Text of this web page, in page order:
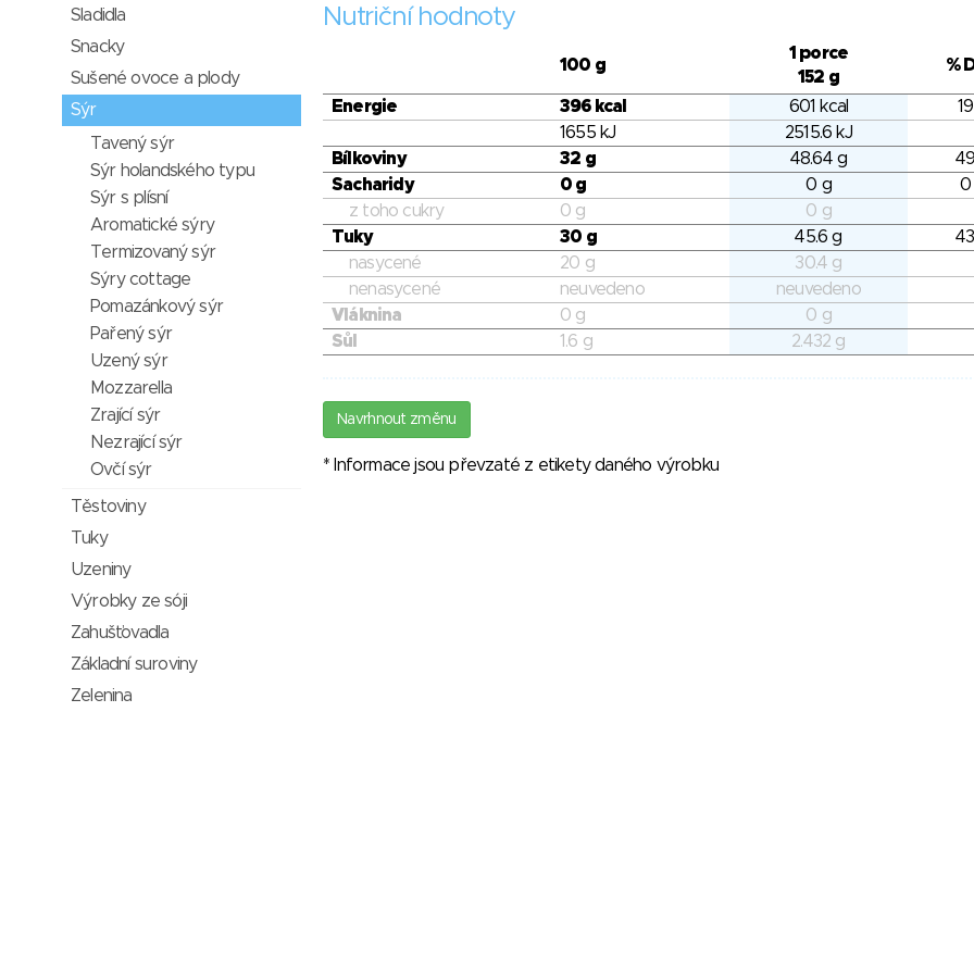
Nutriční hodnoty
100 g
1 porce
152 g
%
Energie 396 kcal 601 kcal
1655 kJ
2515.6 kJ
Bílkoviny
32 g 48.64 g
Sacharidy
0 g 0 g
0
z toho cukry
0 g
0 g
Tuky
30 g 45.6 g
nasycené
20 g
30.4 g
nenasycené
neuvedeno
neuvedeno
Vláknina
0 g
0 g
Sůl
1.6 g 2.432 g
Navrhnout změnu
* Informace jsou převzaté z etikety daného výrobku
Sladidla
Snacky
Sušené ovoce a plody
Sýr
Tavený sýr
Sýr holandského typu
Sýr s plísní
Aromatické sýry
Termizovaný sýr
Sýry cottage
Pomazánkový sýr
Pařený sýr
Uzený sýr
Mozzarella
Zrající sýr
Nezrající sýr
Ovčí sýr
Těstoviny
Tuky
Uzeniny
Výrobky ze sóji
Zahušťovadla
Základní suroviny
Zelenina